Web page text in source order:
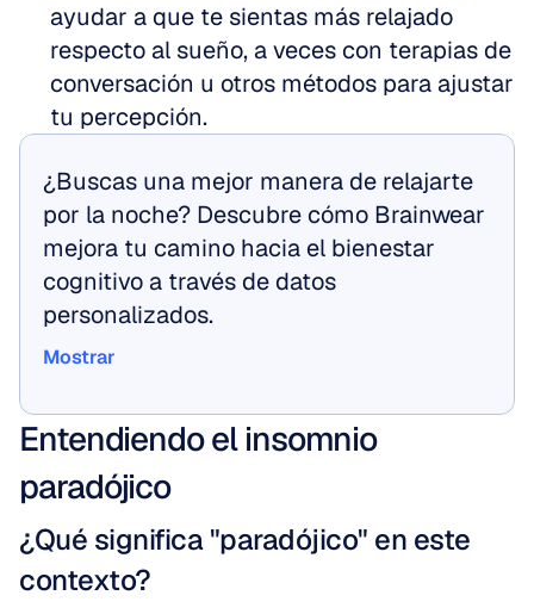
ayudar a que te sientas más relajado
respecto al sueño, a veces con terapias de
conversación u otros métodos para ajustar
tu percepción.
¿Buscas una mejor manera de relajarte
por la noche? Descubre cómo Brainwear
mejora tu camino hacia el bienestar
cognitivo a través de datos
personalizados.
Mostrar
Entendiendo el insomnio
paradójico
¿Qué significa "paradójico" en este
contexto?